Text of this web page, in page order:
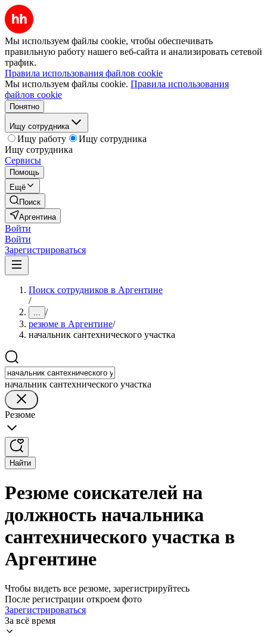
Мы используем файлы cookie, чтобы обеспечивать
правильную работу нашего веб-сайта и анализировать сетевой
трафик.
Правила использования файлов cookie
Мы используем файлы cookie. Правила использования
файлов cookie
Понятно
Ищу сотрудника
Ищу работу
Ищу сотрудника
Ищу сотрудника
Сервисы
Помощь
Ещё
Поиск
Аргентина
Войти
Войти
Зарегистрироваться
Поиск сотрудников в Аргентине
/
... /
резюме в Аргентине/
начальник сантехнического участка
начальник сантехнического участка
Резюме
Найти
Резюме соискателей на
должность начальника
сантехнического участка в
Аргентине
Чтобы видеть все резюме, зарегистрируйтесь
После регистрации откроем фото
Зарегистрироваться
За всё время